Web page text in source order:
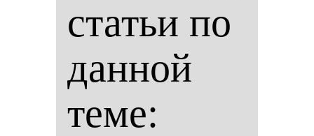
статьи по
данной
теме: